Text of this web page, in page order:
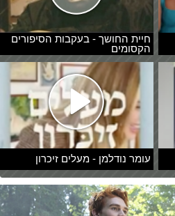
חיית החושך - בעקבות הסיפורים
הקסומים
עומר נודלמן - מעלים זיכרון